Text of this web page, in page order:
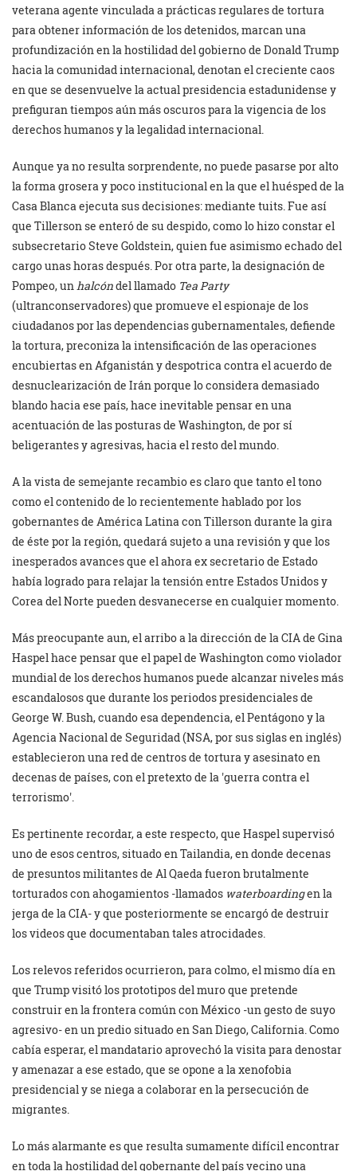
veterana agente vinculada a prácticas regulares de tortura
para obtener información de los detenidos, marcan una
profundización en la hostilidad del gobierno de Donald Trump
hacia la comunidad internacional, denotan el creciente caos
en que se desenvuelve la actual presidencia estadunidense y
prefiguran tiempos aún más oscuros para la vigencia de los
derechos humanos y la legalidad internacional.
Aunque ya no resulta sorprendente, no puede pasarse por alto
la forma grosera y poco institucional en la que el huésped de la
Casa Blanca ejecuta sus decisiones: mediante tuits. Fue así
que Tillerson se enteró de su despido, como lo hizo constar el
subsecretario Steve Goldstein, quien fue asimismo echado del
cargo unas horas después. Por otra parte, la designación de
Pompeo, unhalcóndel llamado Tea Party
(ultranconservadores) que promueve el espionaje de los
ciudadanos por las dependencias gubernamentales, defiende
la tortura, preconiza la intensificación de las operaciones
encubiertas en Afganistán y despotrica contra el acuerdo de
desnuclearización de Irán porque lo considera demasiado
blando hacia ese país, hace inevitable pensar en una
acentuación de las posturas de Washington, de por sí
beligerantes y agresivas, hacia el resto del mundo.
A la vista de semejante recambio es claro que tanto el tono
como el contenido de lo recientemente hablado por los
gobernantes de América Latina con Tillerson durante la gira
de éste por la región, quedará sujeto a una revisión y que los
inesperados avances que el ahora ex secretario de Estado
había logrado para relajar la tensión entre Estados Unidos y
Corea del Norte pueden desvanecerse en cualquier momento.
Más preocupante aun, el arribo a la dirección de la CIA de Gina
Haspel hace pensar que el papel de Washington como violador
mundial de los derechos humanos puede alcanzar niveles más
escandalosos que durante los periodos presidenciales de
George W. Bush, cuando esa dependencia, el Pentágono y la
Agencia Nacional de Seguridad (NSA, por sus siglas en inglés)
establecieron una red de centros de tortura y asesinato en
decenas de países, con el pretexto de la guerra contra el
terrorismo .
Es pertinente recordar, a este respecto, que Haspel supervisó
uno de esos centros, situado en Tailandia, en donde decenas
de presuntos militantes de Al Qaeda fueron brutalmente
torturados con ahogamientos -llamados waterboardingen la
jerga de la CIA- y que posteriormente se encargó de destruir
los videos que documentaban tales atrocidades.
Los relevos referidos ocurrieron, para colmo, el mismo día en
que Trump visitó los prototipos del muro que pretende
construir en la frontera común con México -un gesto de suyo
agresivo- en un predio situado en San Diego, California. Como
cabía esperar, el mandatario aprovechó la visita para denostar
y amenazar a ese estado, que se opone a la xenofobia
presidencial y se niega a colaborar en la persecución de
migrantes.
Lo más alarmante es que resulta sumamente difícil encontrar
en toda la hostilidad del gobernante del país vecino una